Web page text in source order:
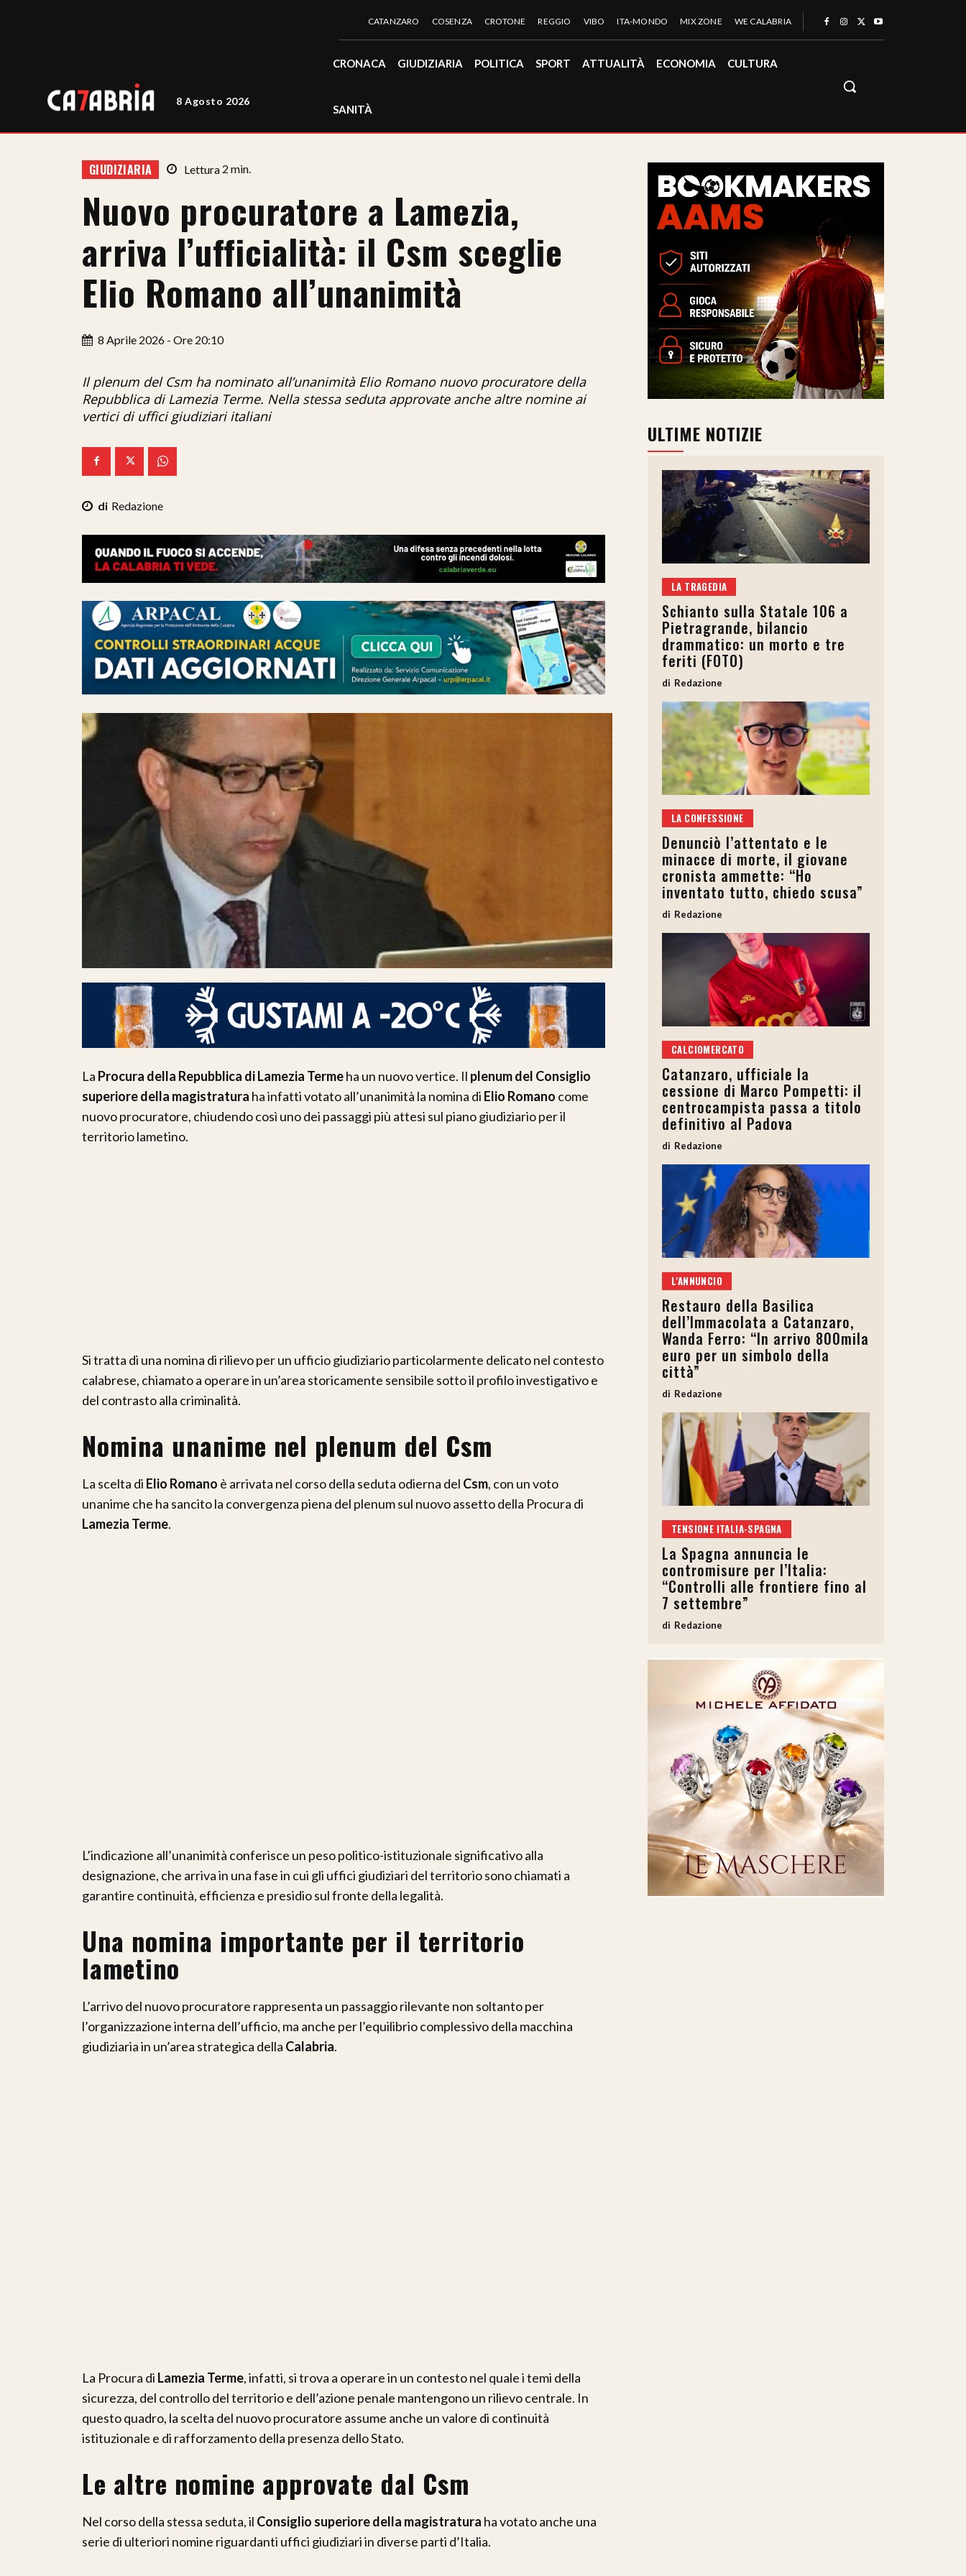
8 Agosto 2026
CATANZARO COSENZA CROTONE REGGIO VIBO ITA-MONDO MIX ZONE WE CALABRIA
CRONACA GIUDIZIARIA POLITICA SPORT ATTUALITÀ ECONOMIA CULTURA
SANITÀ
GIUDIZIARIA Lettura 2 min.
Nuovo procuratore a Lamezia,
arriva l’ufficialità: il Csm sceglie
Elio Romano all’unanimità
8 Aprile 2026 - Ore 20:10
Il plenum del Csm ha nominato all’unanimità Elio Romano nuovo procuratore della
Repubblica di Lamezia Terme. Nella stessa seduta approvate anche altre nomine ai
vertici di uffici giudiziari italiani
Redazione
La Procura della Repubblica di Lamezia Termeha un nuovo vertice. Il plenum del Consiglio
superiore della magistratura ha infatti votato all’unanimità la nomina di Elio Romano come
nuovo procuratore, chiudendo così uno dei passaggi più attesi sul piano giudiziario per il
territorio lametino.
Si tratta di una nomina di rilievo per un ufficio giudiziario particolarmente delicato nel contesto
calabrese, chiamato a operare in un’area storicamente sensibile sotto il profilo investigativo e
del contrasto alla criminalità.
Nomina unanime nel plenum del Csm
La scelta di Elio Romano è arrivata nel corso della seduta odierna del Csm, con un voto
unanime che ha sancito la convergenza piena del plenum sul nuovo assetto della Procura di
Lamezia Terme.
L’indicazione all’unanimità conferisce un peso politico-istituzionale significativo alla
designazione, che arriva in una fase in cui gli uffici giudiziari del territorio sono chiamati a
garantire continuità, efficienza e presidio sul fronte della legalità.
Una nomina importante per il territorio
lametino
L’arrivo del nuovo procuratore rappresenta un passaggio rilevante non soltanto per
l’organizzazione interna dell’ufficio, ma anche per l’equilibrio complessivo della macchina
giudiziaria in un’area strategica della Calabria.
La Procura di Lamezia Terme, infatti, si trova a operare in un contesto nel quale i temi della
sicurezza, del controllo del territorio e dell’azione penale mantengono un rilievo centrale. In
questo quadro, la scelta del nuovo procuratore assume anche un valore di continuità
istituzionale e di rafforzamento della presenza dello Stato.
Le altre nomine approvate dal Csm
Nel corso della stessa seduta, il Consiglio superiore della magistratura ha votato anche una
serie di ulteriori nomine riguardanti uffici giudiziari in diverse parti d’Italia.
ULTIME NOTIZIE
LA TRAGEDIA
Schianto sulla Statale 106 a
Pietragrande, bilancio
drammatico: un morto e tre
feriti (FOTO)
Redazione
LA CONFESSIONE
Denunciò l’attentato e le
minacce di morte, il giovane
cronista ammette: “Ho
inventato tutto, chiedo scusa”
Redazione
CALCIOMERCATO
Catanzaro, ufficiale la
cessione di Marco Pompetti: il
centrocampista passa a titolo
definitivo al Padova
Redazione
L'ANNUNCIO
Restauro della Basilica
dell’Immacolata a Catanzaro,
Wanda Ferro: “In arrivo 800mila
euro per un simbolo della
città”
Redazione
TENSIONE ITALIA-SPAGNA
La Spagna annuncia le
contromisure per l’Italia:
“Controlli alle frontiere fino al
7 settembre”
Redazione